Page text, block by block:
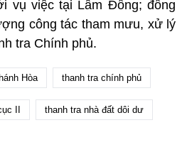
vụ việc tại Lâm Đồng; đồng
công tác tham mưu, xử lý
tra Chính phủ.
Hòa thanh tra chính phủ
II thanh tra nhà đất dôi dư